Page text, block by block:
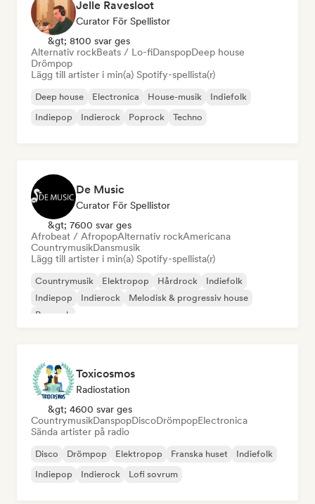
Jelle Ravesloot
Curator För Spellistor
&gt; 8100 svar ges
Alternativ rockBeats / Lo-fiDanspopDeep house
Drömpop
Lägg till artister i min(a) Spotify-spellista(r)
Deep house Electronica House-musik
Indiefolk
Indiepop
Indierock Poprock Techno
De Music
Curator För Spellistor
&gt; 7600 svar ges
Afrobeat / AfropopAlternativ rockAmericana
CountrymusikDansmusik
Lägg till artister i min(a) Spotify-spellista(r)
Countrymusik Elektropop Hårdrock
Indiefolk
Indiepop
Indierock
Melodisk & progressiv house
Poprock
Toxicosmos
Radiostation
&gt; 4600 svar ges
CountrymusikDanspopDiscoDrömpopElectronica
Sända artister på radio
Disco Drömpop Elektropop Franska huset
Indiefolk
Indiepop
Indierock Lofi sovrum